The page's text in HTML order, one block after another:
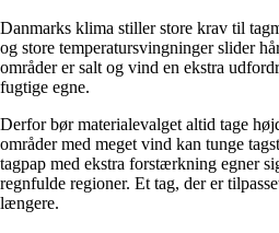
Danmarks klima stiller store krav til
og store temperatursvingninger slider
områder er salt og vind en ekstra
fugtige egne.
Derfor bør materialevalget altid tage
områder med meget vind kan tunge
tagpap med ekstra forstærkning egner
regnfulde regioner. Et tag, der er
længere.